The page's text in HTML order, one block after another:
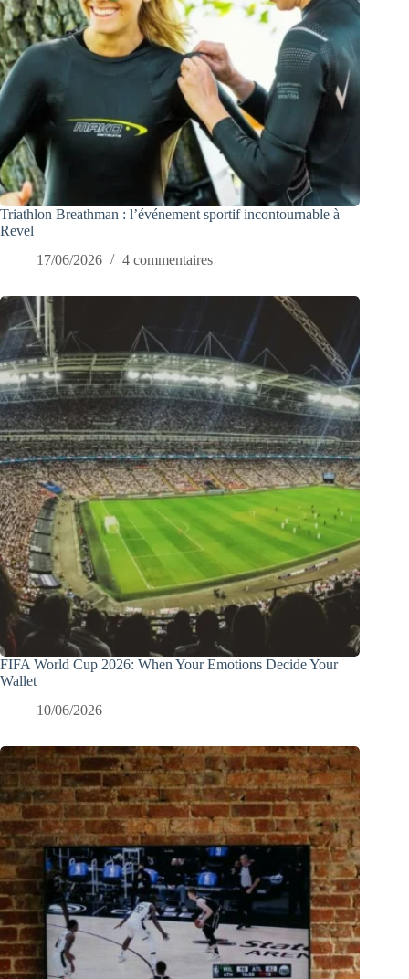
Triathlon Breathman : l’événement sportif incontournable à
Revel
17/06/2026
4 commentaires
FIFA World Cup 2026: When Your Emotions Decide Your
Wallet
10/06/2026